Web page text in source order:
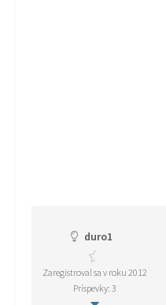
duro1
Zaregistroval sa v roku 2012
Príspevky: 3